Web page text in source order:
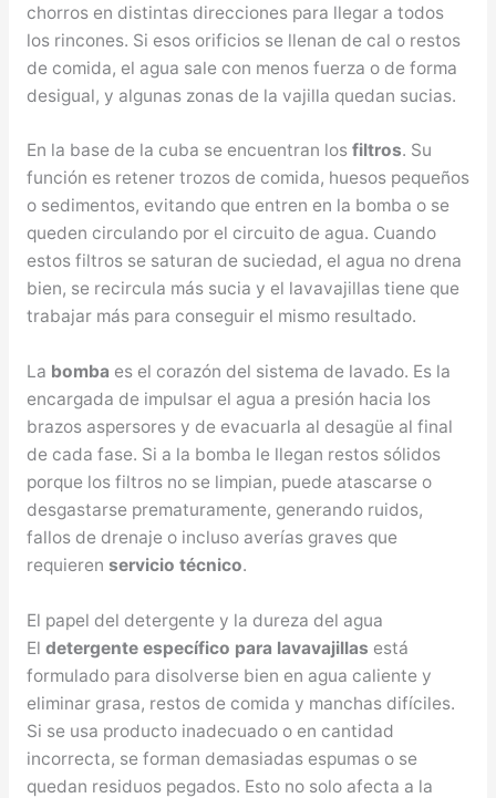
chorros en distintas direcciones para llegar a todos
los rincones. Si esos orificios se llenan de cal o restos
de comida, el agua sale con menos fuerza o de forma
desigual, y algunas zonas de la vajilla quedan sucias.
En la base de la cuba se encuentran los filtros. Su
función es retener trozos de comida, huesos pequeños
o sedimentos, evitando que entren en la bomba o se
queden circulando por el circuito de agua. Cuando
estos filtros se saturan de suciedad, el agua no drena
bien, se recircula más sucia y el lavavajillas tiene que
trabajar más para conseguir el mismo resultado.
La bomba es el corazón del sistema de lavado. Es la
encargada de impulsar el agua a presión hacia los
brazos aspersores y de evacuarla al desagüe al final
de cada fase. Si a la bomba le llegan restos sólidos
porque los filtros no se limpian, puede atascarse o
desgastarse prematuramente, generando ruidos,
fallos de drenaje o incluso averías graves que
requieren servicio técnico.
El papel del detergente y la dureza del agua
El detergente específico para lavavajillas está
formulado para disolverse bien en agua caliente y
eliminar grasa, restos de comida y manchas difíciles.
Si se usa producto inadecuado o en cantidad
incorrecta, se forman demasiadas espumas o se
quedan residuos pegados. Esto no solo afecta a la